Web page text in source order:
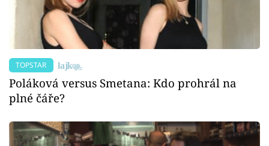
TOPSTAR
Poláková versus Smetana: Kdo prohrál na
plné čáře?